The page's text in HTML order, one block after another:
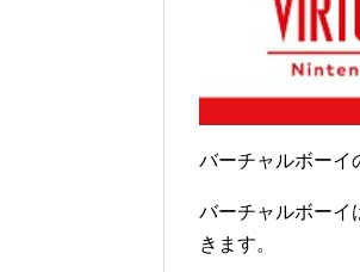
バーチャルボーイ
バーチャルボーイ
きます。